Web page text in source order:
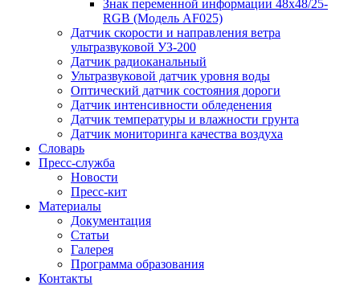
Знак переменной информации 48х48/25-
RGB (Модель АF025)
Датчик скорости и направления ветра
ультразвуковой УЗ-200
Датчик радиоканальный
Ультразвуковой датчик уровня воды
Оптический датчик состояния дороги
Датчик интенсивности обледенения
Датчик температуры и влажности грунта
Датчик мониторинга качества воздуха
Словарь
Пресс-служба
Новости
Пресс-кит
Материалы
Документация
Статьи
Галерея
Программа образования
Контакты